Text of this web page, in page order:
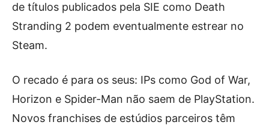
de títulos publicados pela SIE como Death
Stranding 2 podem eventualmente estrear no
Steam.
O recado é para os seus: IPs como God of War,
Horizon e Spider-Man não saem de PlayStation.
Novos franchises de estúdios parceiros têm